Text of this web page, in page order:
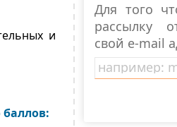
и
Для того
рассылку
свой e-mail